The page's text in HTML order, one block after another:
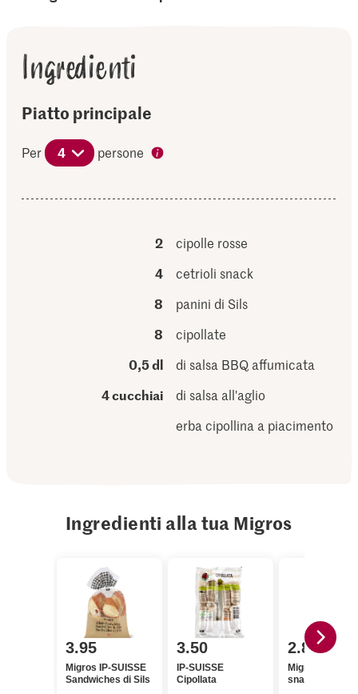
Ingredienti
Piatto principale
Per 4 persone
2
cipolle rosse
4
cetrioli snack
8
panini di Sils
8
cipollate
0,5 dl
di salsa BBQ affumicata
4 cucchiai
di salsa all'aglio
erba cipollina a piacimento
Ingredienti alla tua Migros
3.95
Migros IP-SUISSE
Sandwiches di Sils
3.50
IP-SUISSE
Cipollata
2.80
Migros Cetrioli
snack